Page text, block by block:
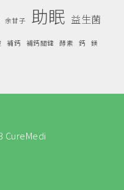
余甘子 助眠 益生菌
補鈣 補鈣關鍵 酵素 鈣 鎂
CureMedi